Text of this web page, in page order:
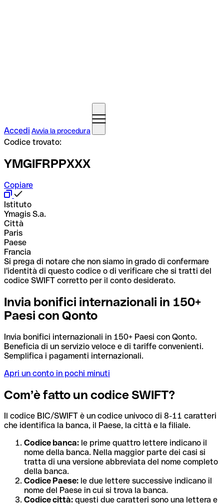
Accedi Avvia la procedura
Codice trovato:
YMGIFRPPXXX
Copiare
Istituto
Ymagis S.a.
Città
Paris
Paese
Francia
Si prega di notare che non siamo in grado di confermare
l'identità di questo codice o di verificare che si tratti del
codice SWIFT corretto per il conto desiderato.
Invia bonifici internazionali in 150+
Paesi con Qonto
Invia bonifici internazionali in 150+ Paesi con Qonto.
Beneficia di un servizio veloce e di tariffe convenienti.
Semplifica i pagamenti internazionali.
Apri un conto in pochi minuti
Com’è fatto un codice SWIFT?
Il codice BIC/SWIFT è un codice univoco di 8-11 caratteri
che identifica la banca, il Paese, la città e la filiale.
Codice banca: le prime quattro lettere indicano il
nome della banca. Nella maggior parte dei casi si
tratta di una versione abbreviata del nome completo
della banca.
Codice Paese: le due lettere successive indicano il
nome del Paese in cui si trova la banca.
Codice città: questi due caratteri sono una lettera e